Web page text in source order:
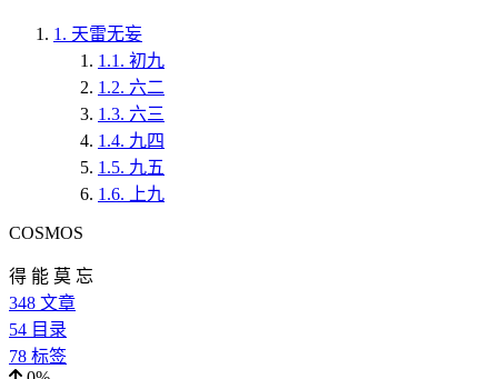
1. 天雷无妄
1.1. 初九
1.2. 六二
1.3. 六三
1.4. 九四
1.5. 九五
1.6.
上九
COSMOS
得 能 莫 忘
348 文章
54 目录
78 标签